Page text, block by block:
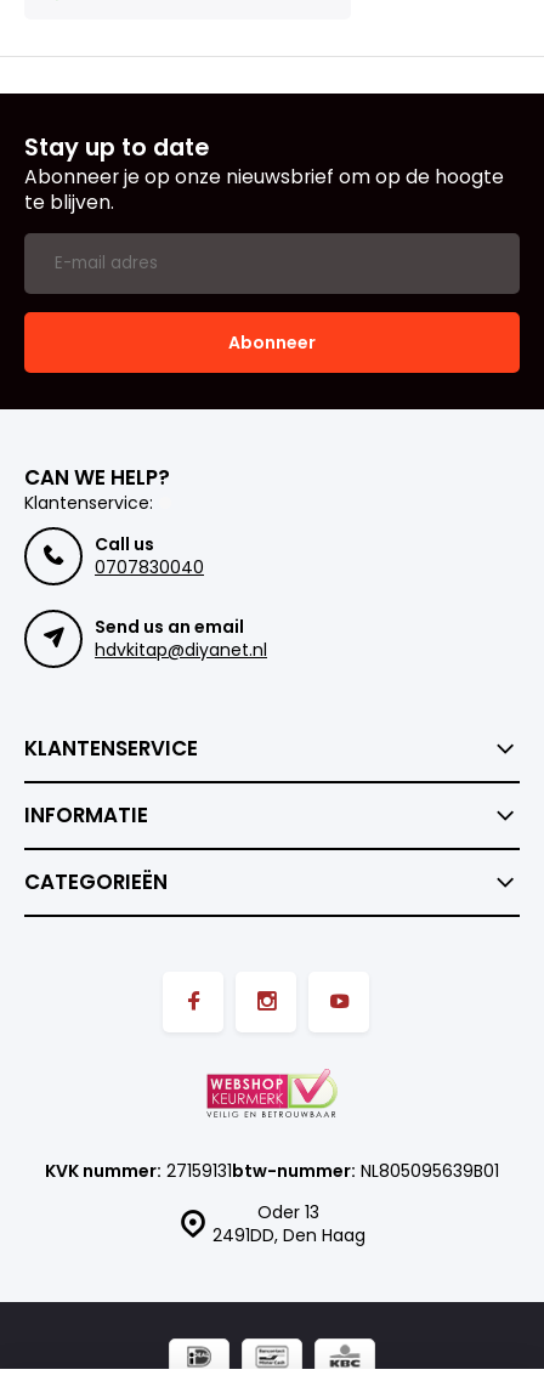
Stay up to date
Abonneer je op onze nieuwsbrief om op de hoogte
te blijven.
Abonneer
CAN WE HELP?
Klantenservice:
Call us
0707830040
Send us an email
hdvkitap@diyanet.nl
KLANTENSERVICE
INFORMATIE
CATEGORIEËN
Oder 13
2491DD, Den Haag
KVK nummer: 27159131btw-nummer: NL805095639B01